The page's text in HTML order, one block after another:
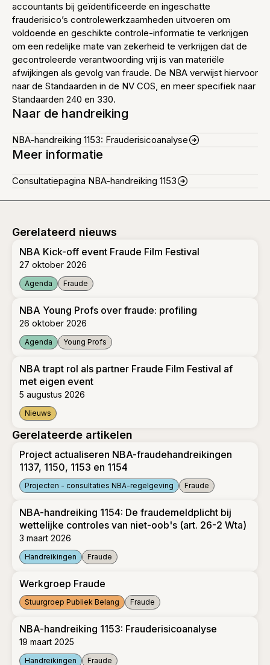
accountants bij geïdentificeerde en ingeschatte
frauderisico’s controlewerkzaamheden uitvoeren om
voldoende en geschikte controle-informatie te verkrijgen
om een redelijke mate van zekerheid te verkrijgen dat de
gecontroleerde verantwoording vrij is van materiële
afwijkingen als gevolg van fraude. De NBA verwijst hiervoor
naar de Standaarden in de NV COS, en meer specifiek naar
Standaarden 240 en 330.
Naar de handreiking
NBA-handreiking 1153: Frauderisicoanalyse
Meer informatie
Consultatiepagina NBA-handreiking 1153
Gerelateerd nieuws
NBA Kick-off event Fraude Film Festival
27 oktober 2026
Agenda Fraude
NBA Young Profs over fraude: profiling
26 oktober 2026
Agenda Young Profs
NBA trapt rol als partner Fraude Film Festival af
met eigen event
5 augustus 2026
Nieuws
Gerelateerde artikelen
Project actualiseren NBA-fraudehandreikingen
1137, 1150, 1153 en 1154
Projecten - consultaties NBA-regelgeving Fraude
NBA-handreiking 1154: De fraudemeldplicht bij
wettelijke controles van niet-oob's (art. 26-2 Wta)
3 maart 2026
Handreikingen Fraude
Werkgroep Fraude
Stuurgroep Publiek Belang Fraude
NBA-handreiking 1153: Frauderisicoanalyse
19 maart 2025
Handreikingen Fraude